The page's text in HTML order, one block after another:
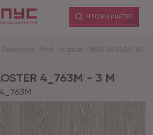
ЧТО ВЫ ИЩЕТЕ?
Линолеум - Profi - Master - MASTER GLOSTER
4_763M - 3 М